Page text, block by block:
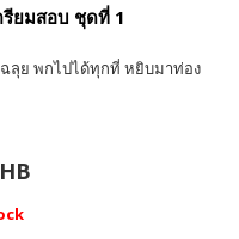
ยมสอบ ชุดที่ 1
ลุย พกไปได้ทุกที่ หยิบมาท่อง